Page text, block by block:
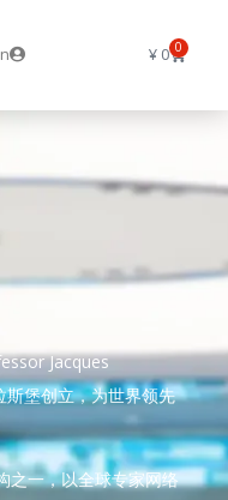
¥0 0
Jacques
堡创立，为世界领先
之一，以全球专家网络